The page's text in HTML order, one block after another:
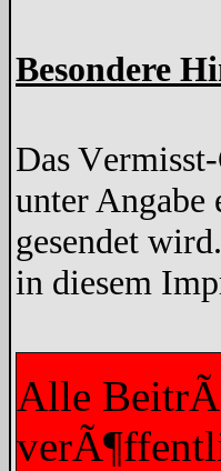
Besondere
Das
unter
gesendet
in diesem
Alle